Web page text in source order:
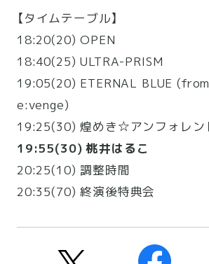
【タイムテーブル】
18:20(20) OPEN
18:40(25) ULTRA-PRISM
19:05(20) ETERNAL BLUE
e:venge)
19:25(30) 煌めき☆アンフォレン
19:55(30) 桃井はるこ
20:25(10) 調整時間
20:35(70) 終演後特典会